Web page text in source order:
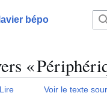
bépo
«
Lire Voir le texte